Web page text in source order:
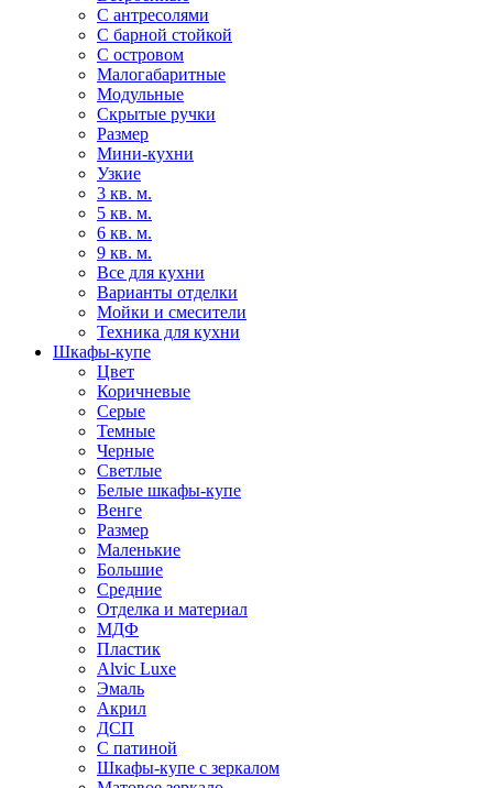
С антресолями
С барной стойкой
С островом
Малогабаритные
Модульные
Скрытые ручки
Размер
Мини-кухни
Узкие
3 кв. м.
5 кв. м.
6 кв. м.
9 кв. м.
Все для кухни
Варианты отделки
Мойки и смесители
Техника для кухни
Шкафы-купе
Цвет
Коричневые
Серые
Темные
Черные
Светлые
Белые шкафы-купе
Венге
Размер
Маленькие
Большие
Средние
Отделка и материал
МДФ
Пластик
Alvic Luxe
Эмаль
Акрил
ДСП
С патиной
Шкафы-купе с зеркалом